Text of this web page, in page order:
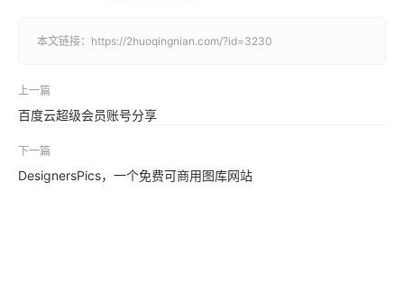
本文链接： https://2huoqingnian.com/?id=3230
上一篇
百度云超级会员账号分享
下一篇
DesignersPics，一个免费可商用图库网站